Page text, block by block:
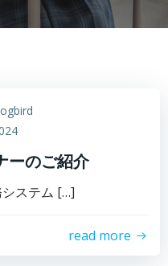
ーのご紹介
システム […]
read more